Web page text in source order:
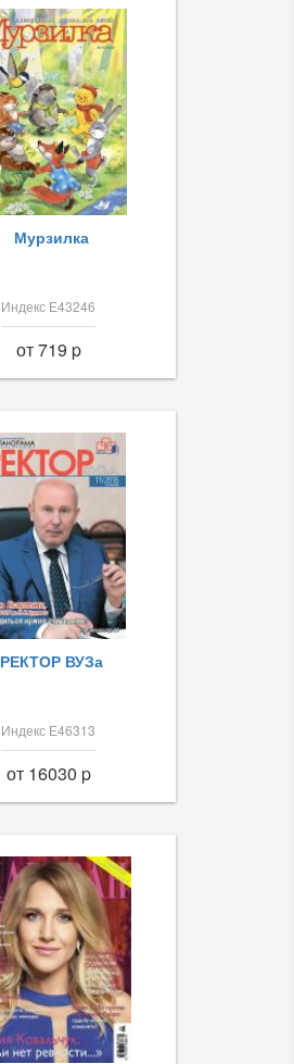
Мурзилка
Индекс Е43246
от 719 p
РЕКТОР ВУЗа
Индекс Е46313
от 16030 p